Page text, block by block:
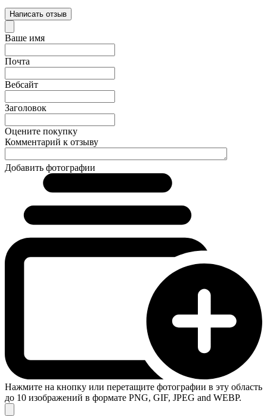
Написать отзыв
Ваше имя
Почта
Вебсайт
Заголовок
Оцените покупку
Комментарий к отзыву
Добавить фотографии
Нажмите на кнопку или перетащите фотографии в эту область
до 10 изображений в формате PNG, GIF, JPEG and WEBP.